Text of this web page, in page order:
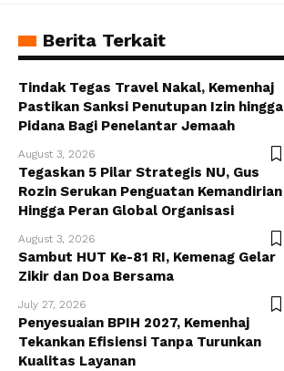
Berita Terkait
Tindak Tegas Travel Nakal, Kemenhaj
Pastikan Sanksi Penutupan Izin hingga
Pidana Bagi Penelantar Jemaah
August 3, 2026
Tegaskan 5 Pilar Strategis NU, Gus
Rozin Serukan Penguatan Kemandirian
Hingga Peran Global Organisasi
August 3, 2026
Sambut HUT Ke-81 RI, Kemenag Gelar
Zikir dan Doa Bersama
July 27, 2026
Penyesuaian BPIH 2027, Kemenhaj
Tekankan Efisiensi Tanpa Turunkan
Kualitas Layanan